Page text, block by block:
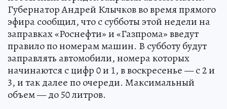
Губернатор Андрей Клычков во время прямого
эфира сообщил, что с субботы этой недели на
заправках «Роснефти» и «Газпрома» введут
правило по номерам машин. В субботу будут
заправлять автомобили, номера которых
начинаются с цифр 0 и 1, в воскресенье — с 2 и
3, и так далее по очереди. Максимальный
объем — до 50 литров.